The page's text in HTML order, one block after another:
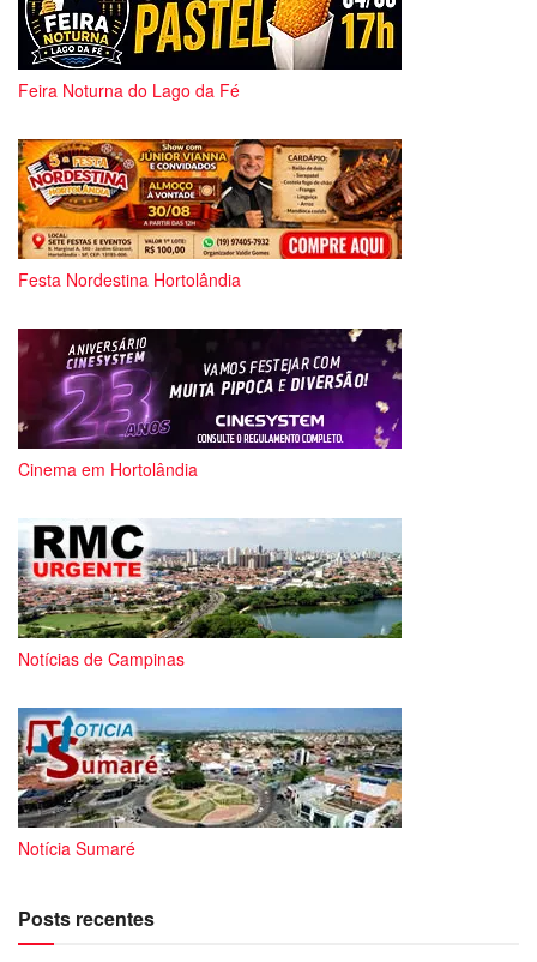
Feira Noturna do Lago da Fé
Festa Nordestina Hortolândia
Cinema em Hortolândia
Notícias de Campinas
Notícia Sumaré
Posts recentes